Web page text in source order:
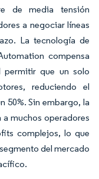
de media tensión
a negociar líneas
La tecnología de
compensa
permitir que un solo
reduciendo el
50%. Sin embargo, la
muchos operadores
complejos, lo que
del mercado